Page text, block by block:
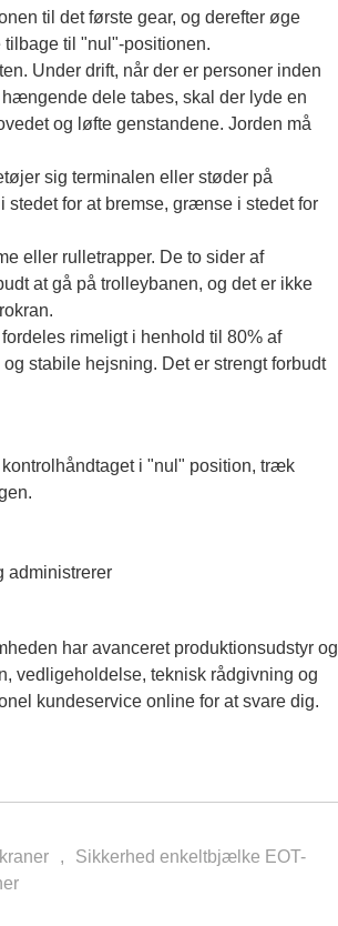
til det første gear, og derefter øge
til "nul"-positionen.
Under drift, når der er personer inden
dele tabes, skal der lyde en
og løfte genstandene. Jorden må
sig terminalen eller støder på
for at bremse, grænse i stedet for
eller rulletrapper. De to sider af
at gå på trolleybanen, og det er ikke
rimeligt i henhold til 80% af
stabile hejsning. Det er strengt forbudt
i "nul" position, træk
administrerer
har avanceret produktionsudstyr og
vedligeholdelse, teknisk rådgivning og
kundeservice online for at svare dig.
Sikkerhed enkeltbjælke EOT-